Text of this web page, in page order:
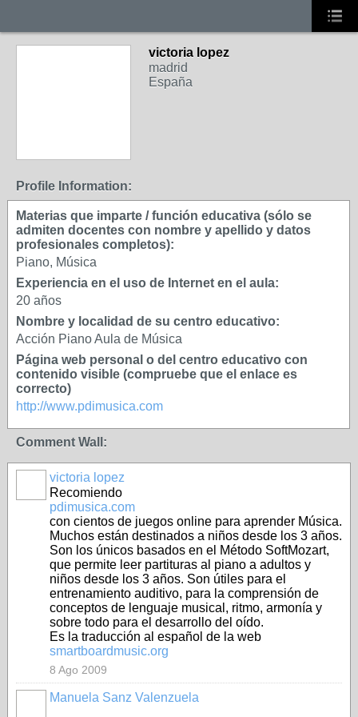
victoria lopez
madrid
España
Profile Information:
Materias que imparte / función educativa (sólo se
admiten docentes con nombre y apellido y datos
profesionales completos):
Piano, Música
Experiencia en el uso de Internet en el aula:
20 años
Nombre y localidad de su centro educativo:
Acción Piano Aula de Música
Página web personal o del centro educativo con
contenido visible (compruebe que el enlace es
correcto)
http://www.pdimusica.com
Comment Wall:
victoria lopez
Recomiendo
pdimusica.com
con cientos de juegos online para aprender Música.
Muchos están destinados a niños desde los 3 años.
Son los únicos basados en el Método SoftMozart,
que permite leer partituras al piano a adultos y
niños desde los 3 años. Son útiles para el
entrenamiento auditivo, para la comprensión de
conceptos de lenguaje musical, ritmo, armonía y
sobre todo para el desarrollo del oído.
Es la traducción al español de la web
smartboardmusic.org
8 Ago 2009
Manuela Sanz Valenzuela